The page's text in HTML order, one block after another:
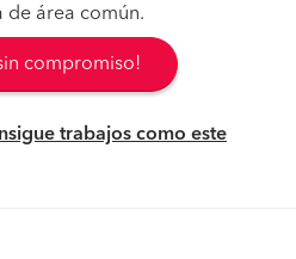
de área común.
compromiso!
trabajos como este